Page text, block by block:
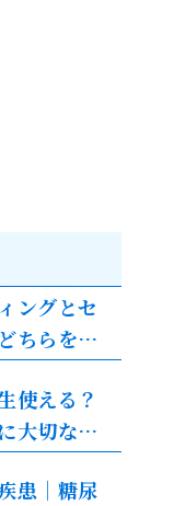
ングとセ
ちらを選
使える？
大切なこ
患｜糖尿